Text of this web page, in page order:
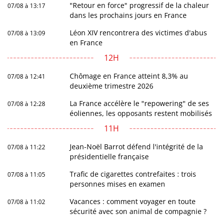
07/08 à 13:17
"Retour en force" progressif de la chaleur
dans les prochains jours en France
07/08 à 13:09
Léon XIV rencontrera des victimes d'abus
en France
12H
07/08 à 12:41
Chômage en France atteint 8,3% au
deuxième trimestre 2026
07/08 à 12:28
La France accélère le "repowering" de ses
éoliennes, les opposants restent mobilisés
11H
07/08 à 11:22
Jean-Noël Barrot défend l'intégrité de la
présidentielle française
07/08 à 11:05
Trafic de cigarettes contrefaites : trois
personnes mises en examen
07/08 à 11:02
Vacances : comment voyager en toute
sécurité avec son animal de compagnie ?